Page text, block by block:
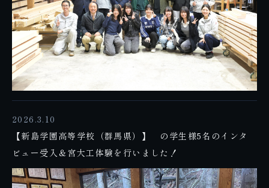
2026.3.10
【新島学園高等学校（群馬県）】 の学生様5名のインタ
ビュー受入＆宮大工体験を行いました！